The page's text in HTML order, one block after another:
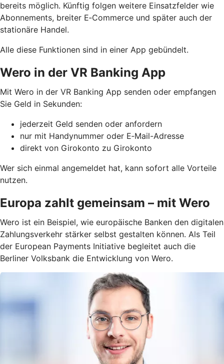
bereits möglich. Künftig folgen weitere Einsatzfelder wie
Abonnements, breiter E‑Commerce und später auch der
stationäre Handel.
Alle diese Funktionen sind in einer App gebündelt.
Wero in der VR Banking App
Mit Wero in der VR Banking App senden oder empfangen
Sie Geld in Sekunden:
jederzeit Geld senden oder anfordern
nur mit Handynummer oder E‑Mail-Adresse
direkt von Girokonto zu Girokonto
Wer sich einmal angemeldet hat, kann sofort alle Vorteile
nutzen.
Europa zahlt gemeinsam – mit Wero
Wero ist ein Beispiel, wie europäische Banken den digitalen
Zahlungsverkehr stärker selbst gestalten können. Als Teil
der European Payments Initiative begleitet auch die
Berliner Volksbank die Entwicklung von Wero.